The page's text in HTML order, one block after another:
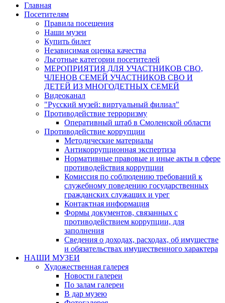
Главная
Посетителям
Правила посещения
Наши музеи
Купить билет
Независимая оценка качества
Льготные категории посетителей
МЕРОПРИЯТИЯ ДЛЯ УЧАСТНИКОВ СВО,
ЧЛЕНОВ СЕМЕЙ УЧАСТНИКОВ СВО И
ДЕТЕЙ ИЗ МНОГОДЕТНЫХ СЕМЕЙ
Видеоканал
"Русский музей: виртуальный филиал"
Противодействие терроризму
Оперативный штаб в Смоленской области
Противодействие коррупции
Методические материалы
Антикоррупционная экспертиза
Нормативные правовые и иные акты в сфере
противодействия коррупции
Комиссия по соблюдению требований к
служебному поведению государственных
гражданских служащих и урег
Контактная информация
Формы документов, связанных с
противодействием коррупции, для
заполнения
Сведения о доходах, расходах, об имуществе
и обязательствах имущественного характера
НАШИ МУЗЕИ
Художественная галерея
Новости галереи
По залам галереи
В дар музею